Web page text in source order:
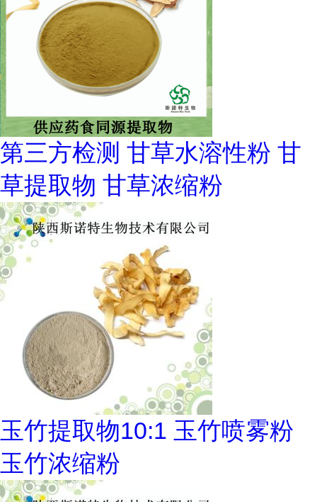
第三方检测 甘草水溶性粉 甘
草提取物 甘草浓缩粉
玉竹提取物10:1 玉竹喷雾粉
玉竹浓缩粉